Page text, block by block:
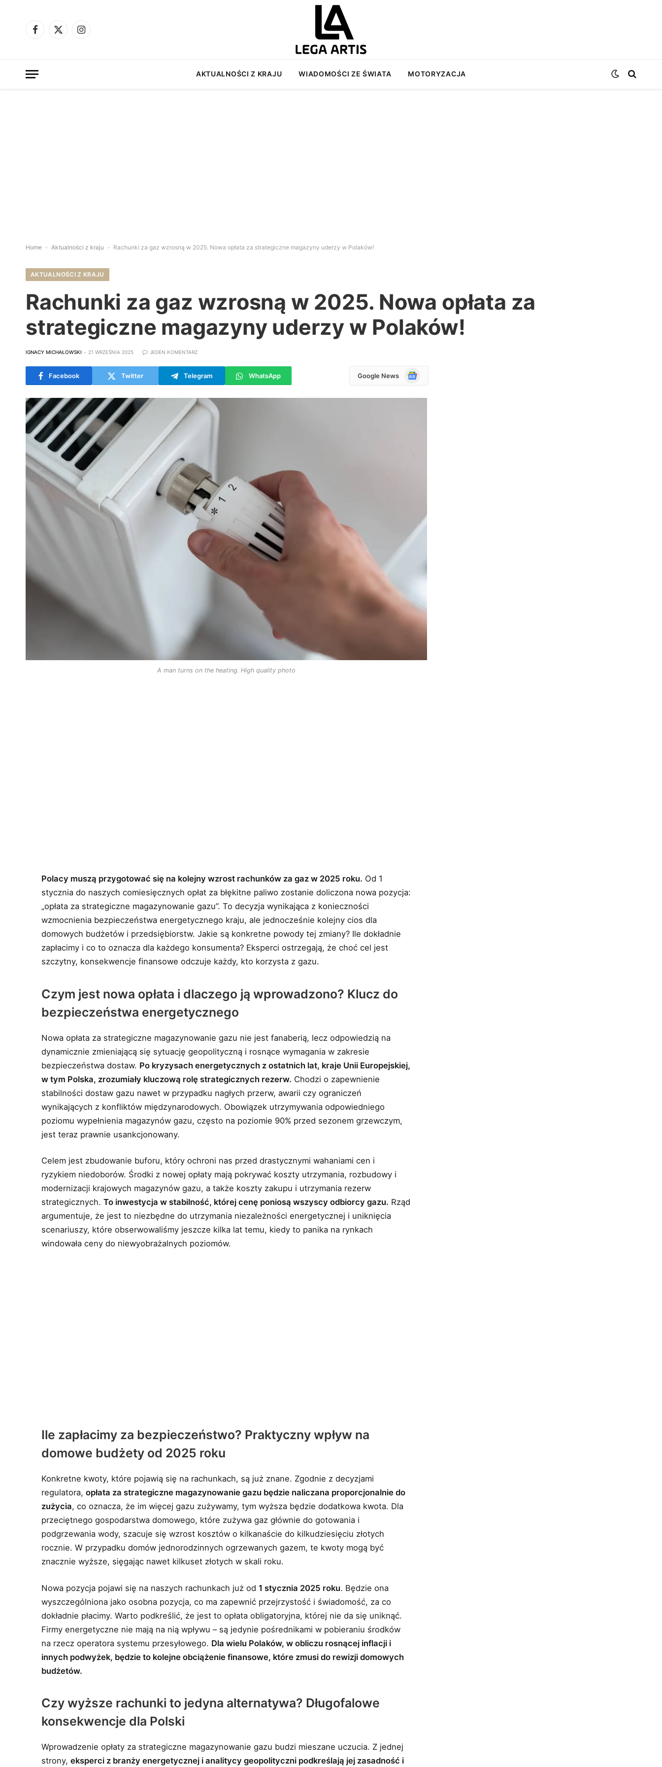
Facebook
X
Instagram
AKTUALNOŚCI Z KRAJU WIADOMOŚCI ZE ŚWIATA MOTORYZACJA
Home - Aktualności z kraju - Rachunki za gaz wzrosną w 2025. Nowa opłata za strategiczne magazyny uderzy w Polaków!
AKTUALNOŚCI Z KRAJU
Rachunki za gaz wzrosną w 2025. Nowa opłata za
strategiczne magazyny uderzy w Polaków!
IGNACY MICHAŁOWSKI 21 WRZEŚNIA 2025 JEDEN KOMENTARZ
Facebook Twitter Telegram WhatsApp Google News
Google
A man turns on the heating. High quality photo
Polacy muszą przygotować się na kolejny wzrost rachunków za gaz w 2025 roku. Od 1
stycznia do naszych comiesięcznych opłat za błękitne paliwo zostanie doliczona nowa pozycja:
„opłata za strategiczne magazynowanie gazu”. To decyzja wynikająca z konieczności
wzmocnienia bezpieczeństwa energetycznego kraju, ale jednocześnie kolejny cios dla
domowych budżetów i przedsiębiorstw. Jakie są konkretne powody tej zmiany? Ile dokładnie
zapłacimy i co to oznacza dla każdego konsumenta? Eksperci ostrzegają, że choć cel jest
szczytny, konsekwencje finansowe odczuje każdy, kto korzysta z gazu.
Czym jest nowa opłata i dlaczego ją wprowadzono? Klucz do
bezpieczeństwa energetycznego
Nowa opłata za strategiczne magazynowanie gazu nie jest fanaberią, lecz odpowiedzią na
dynamicznie zmieniającą się sytuację geopolityczną i rosnące wymagania w zakresie
bezpieczeństwa dostaw. Po kryzysach energetycznych z ostatnich lat, kraje Unii Europejskiej,
w tym Polska, zrozumiały kluczową rolę strategicznych rezerw. Chodzi o zapewnienie
stabilności dostaw gazu nawet w przypadku nagłych przerw, awarii czy ograniczeń
wynikających z konfliktów międzynarodowych. Obowiązek utrzymywania odpowiedniego
poziomu wypełnienia magazynów gazu, często na poziomie 90% przed sezonem grzewczym,
jest teraz prawnie usankcjonowany.
Celem jest zbudowanie buforu, który ochroni nas przed drastycznymi wahaniami cen i
ryzykiem niedoborów. Środki z nowej opłaty mają pokrywać koszty utrzymania, rozbudowy i
modernizacji krajowych magazynów gazu, a także koszty zakupu i utrzymania rezerw
strategicznych.To inwestycja w stabilność, której cenę poniosą wszyscy odbiorcy gazu. Rząd
argumentuje, że jest to niezbędne do utrzymania niezależności energetycznej i uniknięcia
scenariuszy, które obserwowaliśmy jeszcze kilka lat temu, kiedy to panika na rynkach
windowała ceny do niewyobrażalnych poziomów.
Ile zapłacimy za bezpieczeństwo? Praktyczny wpływ na
domowe budżety od 2025 roku
Konkretne kwoty, które pojawią się na rachunkach, są już znane. Zgodnie z decyzjami
regulatora,opłata za strategiczne magazynowanie gazu będzie naliczana proporcjonalnie do
zużycia, co oznacza, że im więcej gazu zużywamy, tym wyższa będzie dodatkowa kwota. Dla
przeciętnego gospodarstwa domowego, które zużywa gaz głównie do gotowania i
podgrzewania wody, szacuje się wzrost kosztów o kilkanaście do kilkudziesięciu złotych
rocznie. W przypadku domów jednorodzinnych ogrzewanych gazem, te kwoty mogą być
znacznie wyższe, sięgając nawet kilkuset złotych w skali roku.
Nowa pozycja pojawi się na naszych rachunkach już od1 stycznia 2025 roku. Będzie ona
wyszczególniona jako osobna pozycja, co ma zapewnić przejrzystość i świadomość, za co
dokładnie płacimy. Warto podkreślić, że jest to opłata obligatoryjna, której nie da się uniknąć.
Firmy energetyczne nie mają na nią wpływu – są jedynie pośrednikami w pobieraniu środków
na rzecz operatora systemu przesyłowego. Dla wielu Polaków, w obliczu rosnącej inflacji i
innych podwyżek, będzie to kolejne obciążenie finansowe, które zmusi do rewizji domowych
budżetów.
Czy wyższe rachunki to jedyna alternatywa? Długofalowe
konsekwencje dla Polski
Wprowadzenie opłaty za strategiczne magazynowanie gazu budzi mieszane uczucia. Z jednej
strony,eksperci z branży energetycznej i analitycy geopolityczni podkreślają jej zasadność i